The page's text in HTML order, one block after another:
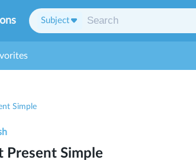
Subject
Simple
Present Simple